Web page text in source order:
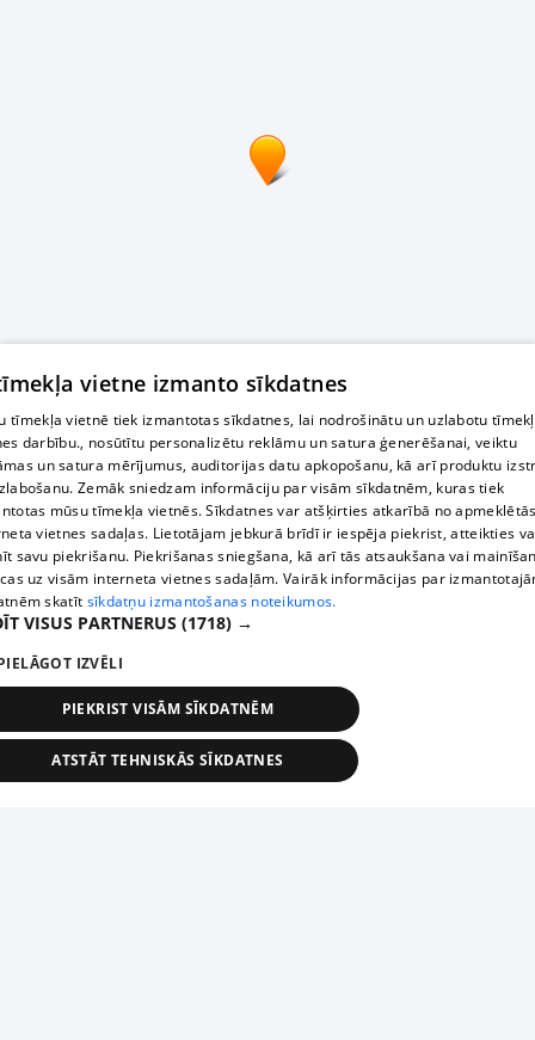
vietne izmanto sīkdatnes
tīmekļa vietnē tiek izmantotas sīkdatnes, lai nodrošinātu un uzlabotu
darbību., nosūtītu personalizētu reklāmu un satura ģenerēšanai, veiktu
un satura mērījumus, auditorijas datu apkopošanu, kā arī produktu
Zemāk sniedzam informāciju par visām sīkdatnēm, kuras tiek
mūsu tīmekļa vietnēs. Sīkdatnes var atšķirties atkarībā no
vietnes sadaļas. Lietotājam jebkurā brīdī ir iespēja piekrist, atteikties
savu piekrišanu. Piekrišanas sniegšana, kā arī tās atsaukšana vai
uz visām interneta vietnes sadaļām. Vairāk informācijas par
skatīt sīkdatņu izmantošanas noteikumos.
VISUS PARTNERUS (1718) →
IZVĒLI
PIEKRIST VISĀM SĪKDATNĒM
ATSTĀT TEHNISKĀS SĪKDATNES